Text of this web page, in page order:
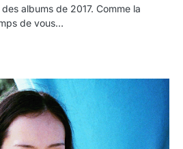
albums de 2017. Comme la
de vous…